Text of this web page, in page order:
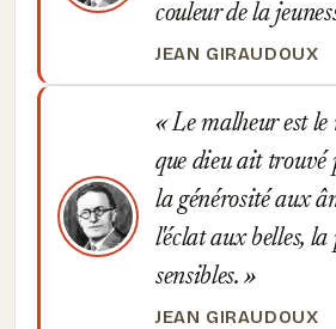
couleur de la
JEAN GIRAUDOUX
Le malheur est le
que dieu ait trouvé
la générosité aux
l'éclat aux belles,
sensibles.
JEAN GIRAUDOUX